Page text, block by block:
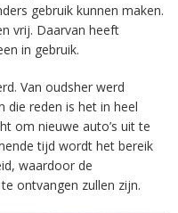
gebruik kunnen maken.
vrij. Daarvan heeft
in gebruik.
Van oudsher werd
die reden is het in heel
om nieuwe auto’s uit te
tijd wordt het bereik
waardoor de
ontvangen zullen zijn.